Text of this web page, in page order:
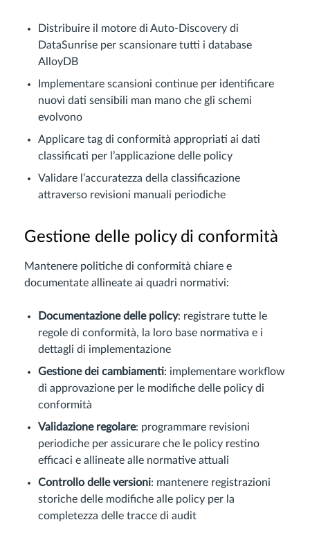
Distribuire il motore di Auto-Discovery di
DataSunrise per scansionare tutti i database
AlloyDB
Implementare scansioni continue per identificare
nuovi dati sensibili man mano che gli schemi
evolvono
Applicare tag di conformità appropriati ai dati
classificati per l’applicazione delle policy
Validare l’accuratezza della classificazione
attraverso revisioni manuali periodiche
Gestione delle policy di conformità
Mantenere politiche di conformità chiare e
documentate allineate ai quadri normativi:
Documentazione delle policy: registrare tutte le
regole di conformità, la loro base normativa e i
dettagli di implementazione
Gestione dei cambiamenti: implementare workflow
di approvazione per le modifiche delle policy di
conformità
Validazione regolare: programmare revisioni
periodiche per assicurare che le policy restino
efficaci e allineate alle normative attuali
Controllo delle versioni: mantenere registrazioni
storiche delle modifiche alle policy per la
completezza delle tracce di audit